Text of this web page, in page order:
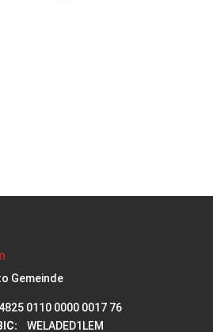
Gemeinde
0110 0000 0017 76
WELADED1LEM